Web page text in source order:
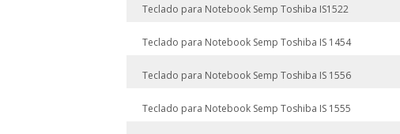
Teclado para Notebook Semp Toshiba IS1522
Teclado para Notebook Semp Toshiba IS 1454
Teclado para Notebook Semp Toshiba IS 1556
Teclado para Notebook Semp Toshiba IS 1555